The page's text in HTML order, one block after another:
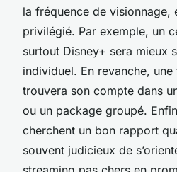
la fréquence de visionnage,
privilégié. Par exemple, un
surtout Disney+ sera mieux
individuel. En revanche,
trouvera son compte dans
ou un package groupé.
cherchent un bon rapport
souvent judicieux de